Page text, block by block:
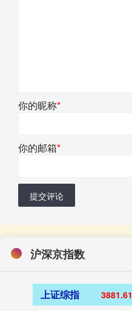
你的昵称*
你的邮箱*
提交评论
沪深京指数
上证综指 3881.61